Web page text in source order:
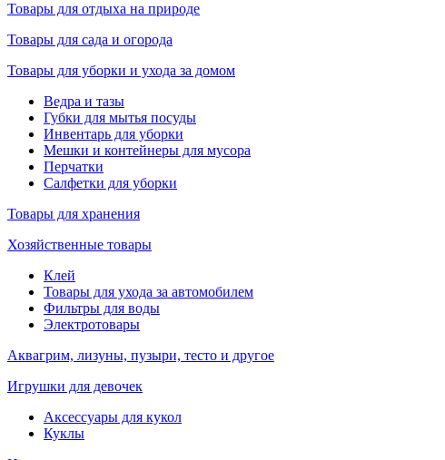
Товары для отдыха на природе
Товары для сада и огорода
Товары для уборки и ухода за домом
Ведра и тазы
Губки для мытья посуды
Инвентарь для уборки
Мешки и контейнеры для мусора
Перчатки
Салфетки для уборки
Товары для хранения
Хозяйственные товары
Клей
Товары для ухода за автомобилем
Фильтры для воды
Электротовары
Аквагрим, лизуны, пузыри, тесто и другое
Игрушки для девочек
Аксессуары для кукол
Куклы